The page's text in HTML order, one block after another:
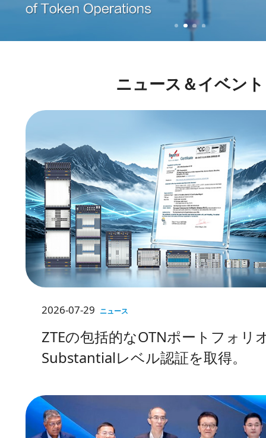
ニュース＆イベント
2026-07-29 ニュース
ZTEの包括的なOTNポートフォリ
Substantialレベル認証を取得。